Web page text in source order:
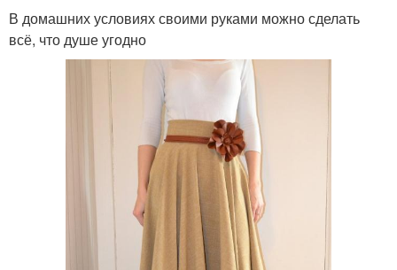
В домашних условиях своими руками можно сделать
всё, что душе угодно